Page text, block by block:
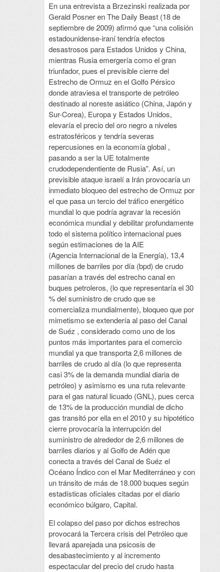
En una entrevista a Brzezinski realizada por
Gerald Posner en The Daily Beast (18 de
septiembre de 2009) afirmó que “una colisión
estadounidense-iraní tendría efectos
desastrosos para Estados Unidos y China,
mientras Rusia emergería como el gran
triunfador, pues el previsible cierre del
Estrecho de Ormuz en el Golfo Pérsico
donde atraviesa el transporte de petróleo
destinado al noreste asiático (China, Japón y
Sur-Corea), Europa y Estados Unidos,
elevaría el precio del oro negro a niveles
estratosféricos y tendría severas
repercusiones en la economía global ,
pasando a ser la UE totalmente
crudodependentiente de Rusia”. Así, un
previsible ataque israelí a Irán provocaría un
inmediato bloqueo del estrecho de Ormuz por
el que pasa un tercio del tráfico energético
mundial lo que podría agravar la recesión
económica mundial y debilitar profundamente
todo el sistema político internacional pues
según estimaciones de la AIE
(Agencia Internacional de la Energía), 13,4
millones de barriles por día (bpd) de crudo
pasarían a través del estrecho canal en
buques petroleros, (lo que representaría el 30
% del suministro de crudo que se
comercializa mundialmente), bloqueo que por
mimetismo se extendería al paso del Canal
de Suéz , considerado como uno de los
puntos más importantes para el comercio
mundial ya que transporta 2,6 millones de
barriles de crudo al día (lo que representa
casi 3% de la demanda mundial diaria de
petróleo) y asimismo es una ruta relevante
para el gas natural licuado (GNL), pues cerca
de 13% de la producción mundial de dicho
gas transitó por ella en el 2010 y su hipotético
cierre provocaría la interrupción del
suministro de alrededor de 2,6 millones de
barriles diarios y al Golfo de Adén que
conecta a través del Canal de Suéz el
Océano Índico con el Mar Mediterráneo y con
un tránsito de más de 18.000 buques según
estadísticas oficiales citadas por el diario
económico búlgaro, Capital.
El colapso del paso por dichos estrechos
provocará la Tercera crisis del Petróleo que
llevará aparejada una psicosis de
desabastecimiento y al incremento
espectacular del precio del crudo hasta